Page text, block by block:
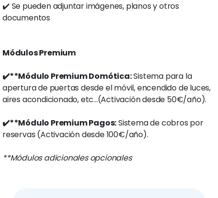
✔️ Se pueden adjuntar imágenes, planos y otros
documentos
Módulos Premium
✔️**Módulo Premium Domótica:Sistema para la
apertura de puertas desde el móvil, encendido de luces,
aires acondicionado, etc...(Activación desde 50€/año).
✔️**Módulo Premium Pagos:Sistema de cobros por
reservas (Activación desde 100€/año).
**Módulos adicionales opcionales